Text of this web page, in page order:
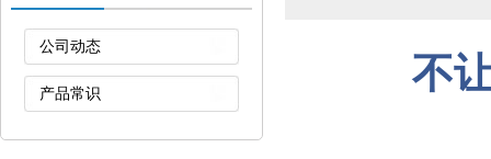
公司动态
产品常识 不